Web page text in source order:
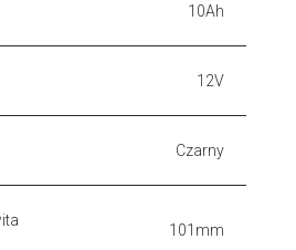
10Ah
12V
Czarny
101mm